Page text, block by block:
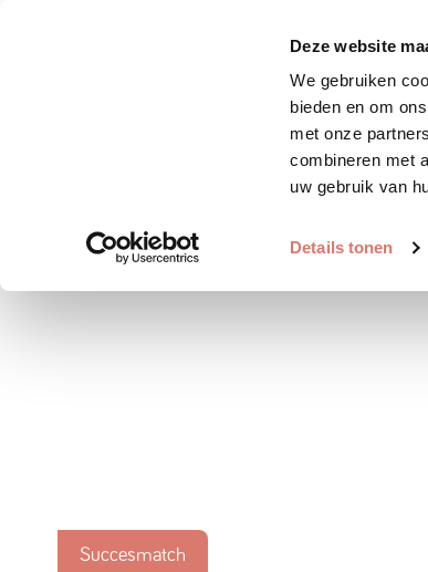
Deze website
We gebruiken
bieden en om
met onze
combineren met
uw gebruik van
Details tonen
Zoek huisdier
Succesmatch